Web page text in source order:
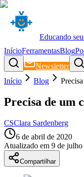
Educando
InícioFerramentasBlog
Newsletter
Início
Blog
Precisa de um
CSClara Sardenberg
6 de abril de 2020
Atualizado em 9 de julho
Compartilhar